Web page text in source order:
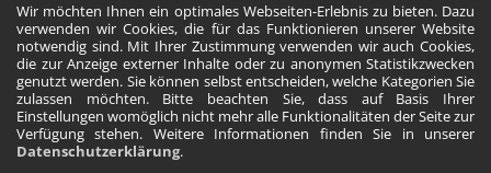
Wir möchten Ihnen ein optimales Webseiten-Erlebnis zu bieten. Dazu
verwenden wir Cookies, die für das Funktionieren unserer Website
notwendig sind. Mit Ihrer Zustimmung verwenden wir auch Cookies,
die zur Anzeige externer Inhalte oder zu anonymen Statistikzwecken
genutzt werden. Sie können selbst entscheiden, welche Kategorien Sie
zulassen möchten. Bitte beachten Sie, dass auf Basis Ihrer
Einstellungen womöglich nicht mehr alle Funktionalitäten der Seite zur
Verfügung stehen. Weitere Informationen finden Sie in unserer
Datenschutzerklärung.